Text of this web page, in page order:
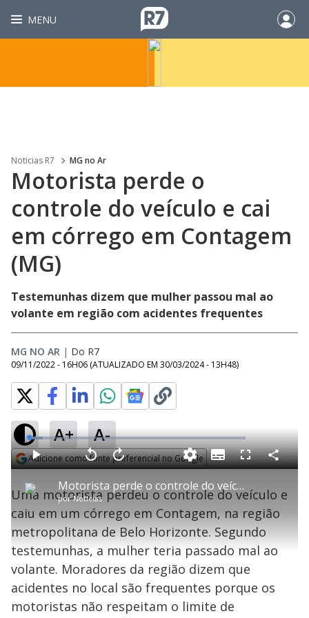
MENU
Noticias R7 MG no Ar
Motorista perde o
controle do veículo e cai
em córrego em Contagem
(MG)
Testemunhas dizem que mulher passou mal ao
volante em região com acidentes frequentes
MG NO AR | Do R7
09/11/2022 - 16H06 (ATUALIZADO EM 30/03/2024 - 13H48)
A+ A-
Adicione como fonte preferencial no Google
P
l
a
Motorista perde o controle do veículo e cai em córrego em Contagem (MG)
porNotícias
P V
l
a
r
1
0
e
g
d
s
A
n
ç
a
1
0
u
n
o
s
L
o
a
d
e
.
2
%
S
u
b
i
t
l
F
s
c
e
n
C
o
a
r
i
l
Uma motorista perdeu o controle do veículo e
caiu em um córrego em Contagem, na região
metropolitana de Belo Horizonte. Segundo
testemunhas, a mulher teria passado mal ao
volante. Moradores da região dizem que
acidentes no local são frequentes porque os
motoristas não respeitam o limite de